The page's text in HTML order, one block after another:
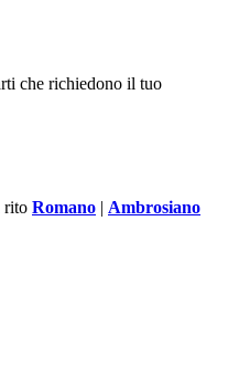
che richiedono il tuo
rito Romano | Ambrosiano